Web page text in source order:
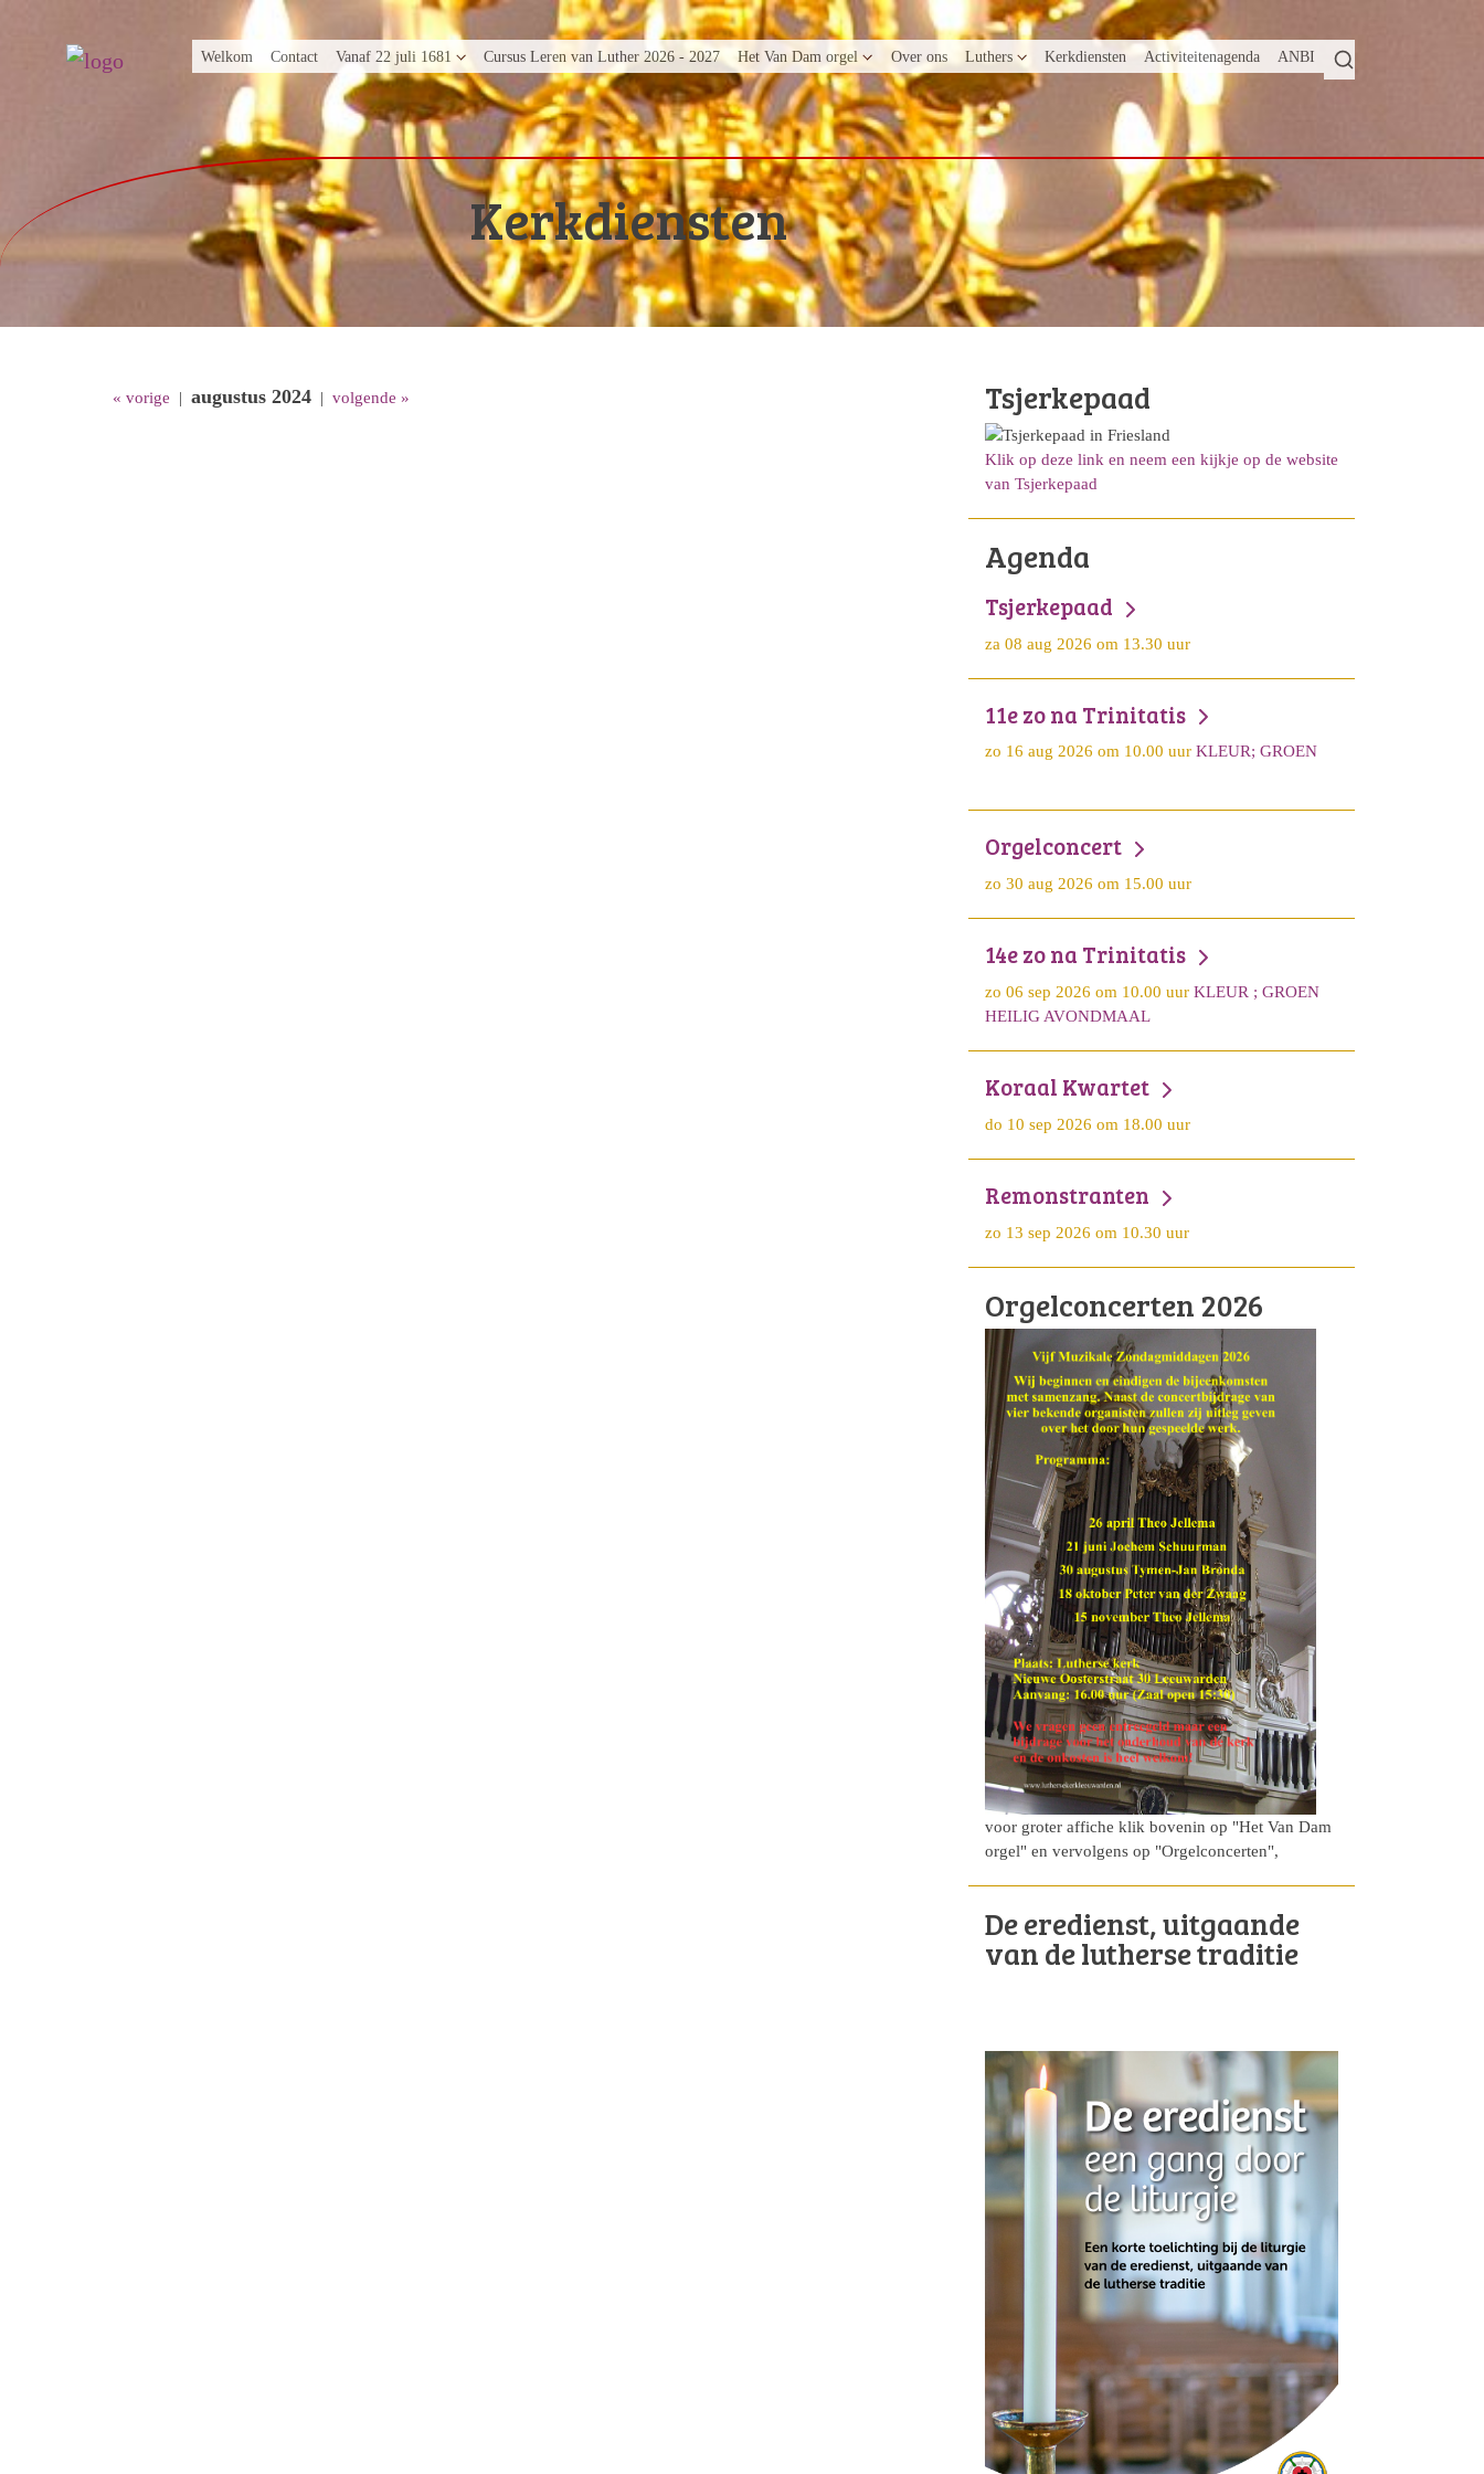
Welkom Contact Vanaf 22 juli 1681 Cursus Leren van Luther 2026 - 2027 Het Van Dam orgel Over ons Luthers Kerkdiensten Activiteitenagenda ANBI
Kerkdiensten
« vorige | augustus 2024 | volgende » Tsjerkepaad
Klik op deze link en neem een kijkje op de website
van Tsjerkepaad
Agenda
Tsjerkepaad
za 08 aug 2026 om 13.30 uur
11e zo na Trinitatis
zo 16 aug 2026 om 10.00 uur KLEUR; GROEN
Orgelconcert
zo 30 aug 2026 om 15.00 uur
14e zo na Trinitatis
zo 06 sep 2026 om 10.00 uur KLEUR ; GROEN
HEILIG AVONDMAAL
Koraal Kwartet
do 10 sep 2026 om 18.00 uur
Remonstranten
zo 13 sep 2026 om 10.30 uur
Orgelconcerten 2026
voor groter affiche klik bovenin op "Het Van Dam
orgel" en vervolgens op "Orgelconcerten",
De eredienst, uitgaande
van de lutherse traditie